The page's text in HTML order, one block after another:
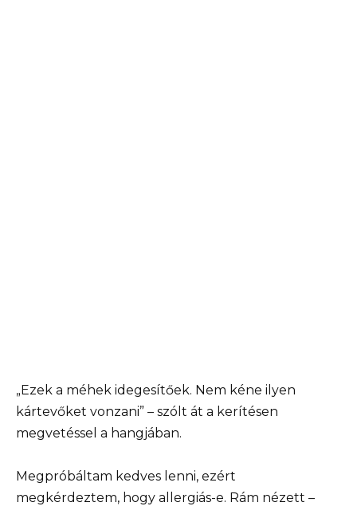
„Ezek a méhek idegesítőek. Nem kéne ilyen
kártevőket vonzani” – szólt át a kerítésen
megvetéssel a hangjában.
Megpróbáltam kedves lenni, ezért
megkérdeztem, hogy allergiás-e. Rám nézett –